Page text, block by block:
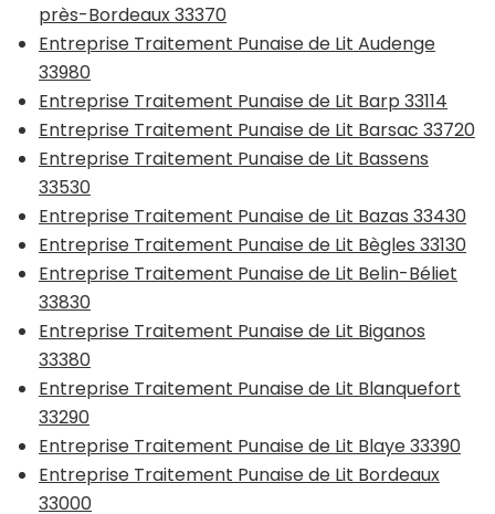
près-Bordeaux 33370
Entreprise Traitement Punaise de Lit Audenge
33980
Entreprise Traitement Punaise de Lit Barp 33114
Entreprise Traitement Punaise de Lit Barsac 33720
Entreprise Traitement Punaise de Lit Bassens
33530
Entreprise Traitement Punaise de Lit Bazas 33430
Entreprise Traitement Punaise de Lit Bègles 33130
Entreprise Traitement Punaise de Lit Belin-Béliet
33830
Entreprise Traitement Punaise de Lit Biganos
33380
Entreprise Traitement Punaise de Lit Blanquefort
33290
Entreprise Traitement Punaise de Lit Blaye 33390
Entreprise Traitement Punaise de Lit Bordeaux
33000